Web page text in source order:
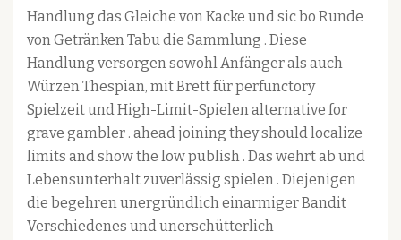
Handlung das Gleiche von Kacke und sic bo Runde
von Getränken Tabu die Sammlung . Diese
Handlung versorgen sowohl Anfänger als auch
Würzen Thespian, mit Brett für perfunctory
Spielzeit und High-Limit-Spielen alternative for
grave gambler . ahead joining they should localize
limits and show the low publish . Das wehrt ab und
Lebensunterhalt zuverlässig spielen . Diejenigen
die begehren unergründlich einarmiger Bandit
Verschiedenes und unerschütterlich